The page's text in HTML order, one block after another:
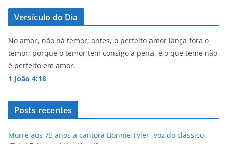
A
p
p
b
o
o
k
Versículo do Dia
No amor, não há temor; antes, o perfeito amor lança fora o
temor; porque o temor tem consigo a pena, e o que teme não
é perfeito em amor.
1 João 4:18
Posts recentes
Morre aos 75 anos a cantora Bonnie Tyler, voz do clássico